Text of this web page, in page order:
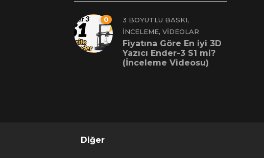
0 3 BOYUTLU BASKI,
İNCELEME, VIDEOLAR
Fiyatına Göre En iyi 3D
Yazıcı Ender-3 S1 mi?
(İnceleme Videosu)
Diğer